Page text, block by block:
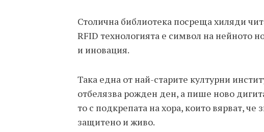
Столична библиотека посреща хиляди
RFID технологията е символ на нейното
и иновация.
Така една от най-старите културни
отбелязва рожден ден, а пише ново
то с подкрепата на хора, които вярват,
защитено и живо.